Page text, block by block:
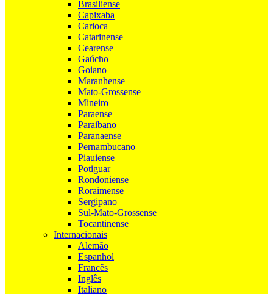
Brasiliense
Capixaba
Carioca
Catarinense
Cearense
Gaúcho
Goiano
Maranhense
Mato-Grossense
Mineiro
Paraense
Paraibano
Paranaense
Pernambucano
Piauiense
Potiguar
Rondoniense
Roraimense
Sergipano
Sul-Mato-Grossense
Tocantinense
Internacionais
Alemão
Espanhol
Francês
Inglês
Italiano